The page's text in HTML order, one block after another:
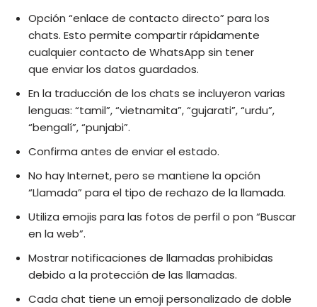
Opción “enlace de contacto directo” para los
chats. Esto permite compartir rápidamente
cualquier contacto de WhatsApp sin tener
que enviar los datos guardados.
En la traducción de los chats se incluyeron varias
lenguas: “tamil”, “vietnamita”, “gujarati”, “urdu”,
“bengalí”, “punjabi”.
Confirma antes de enviar el estado.
No hay Internet, pero se mantiene la opción
“Llamada” para el tipo de rechazo de la llamada.
Utiliza emojis para las fotos de perfil o pon “Buscar
en la web”.
Mostrar notificaciones de llamadas prohibidas
debido a la protección de las llamadas.
Cada chat tiene un emoji personalizado de doble